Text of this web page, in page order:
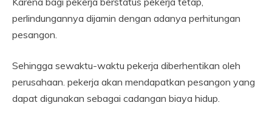
perlindungannya dijamin dengan adanya perhitungan
pesangon.
Sehingga sewaktu-waktu pekerja diberhentikan oleh
perusahaan. pekerja akan mendapatkan pesangon yang
dapat digunakan sebagai cadangan biaya hidup.